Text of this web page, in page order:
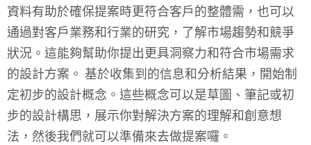
資料有助於確保提案時更符合客戶的整體需，也可以
通過對客戶業務和行業的研究，了解市場趨勢和競爭
狀況。這能夠幫助你提出更具洞察力和符合市場需求
的設計方案。 基於收集到的信息和分析結果，開始制
定初步的設計概念。這些概念可以是草圖、筆記或初
步的設計構思，展示你對解決方案的理解和創意想
法，然後我們就可以準備來去做提案囉。